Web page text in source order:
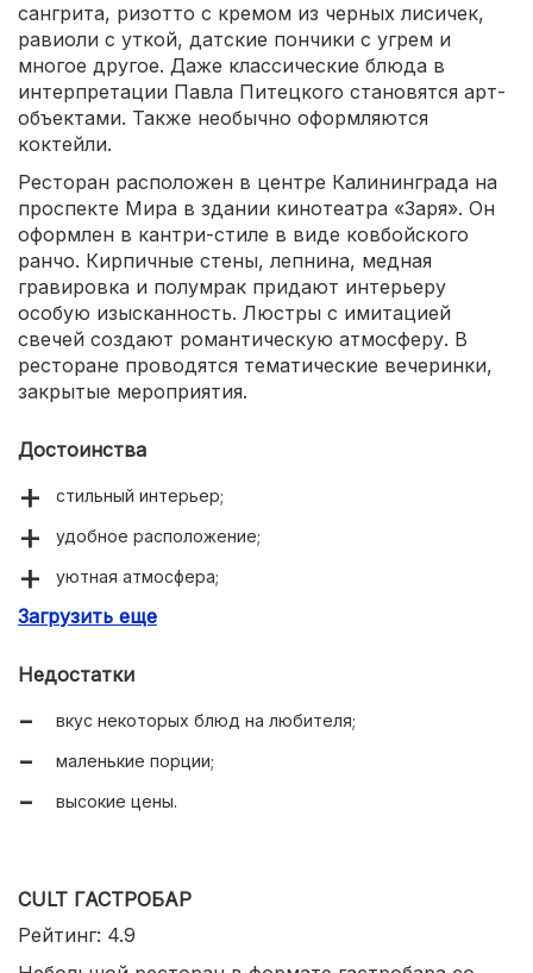
сангрита, ризотто с кремом из черных лисичек,
равиоли с уткой, датские пончики с угрем и
многое другое. Даже классические блюда в
интерпретации Павла Питецкого становятся арт-
объектами. Также необычно оформляются
коктейли.
Ресторан расположен в центре Калининграда на
проспекте Мира в здании кинотеатра «Заря». Он
оформлен в кантри-стиле в виде ковбойского
ранчо. Кирпичные стены, лепнина, медная
гравировка и полумрак придают интерьеру
особую изысканность. Люстры с имитацией
свечей создают романтическую атмосферу. В
ресторане проводятся тематические вечеринки,
закрытые мероприятия.
Достоинства
стильный интерьер;
удобное расположение;
уютная атмосфера;
необычная подача блюд;
Загрузить еще
Недостатки
вкус некоторых блюд на любителя;
маленькие порции;
высокие цены.
CULT ГАСТРОБАР
Рейтинг: 4.9